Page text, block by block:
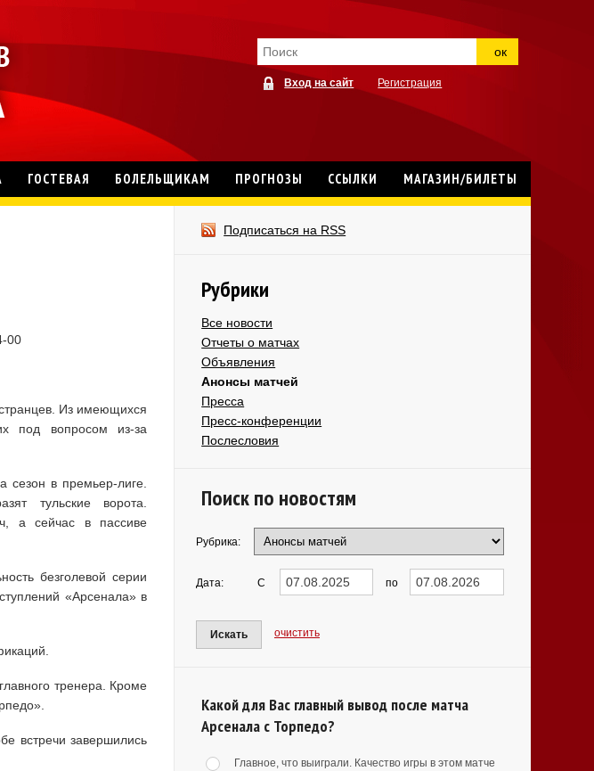
ок
Вход на сайт Регистрация
ГОСТЕВАЯ БОЛЕЛЬЩИКАМ ПРОГНОЗЫ ССЫЛКИ МАГАЗИН/БИЛЕТЫ
00
Из имеющихся
под вопросом из-за
сезон в премьер-лиге.
тульские ворота.
а сейчас в пассиве
безголевой серии
«Арсенала» в
тренера. Кроме
встречи завершились
Подписаться на RSS
Рубрики
Все новости
Отчеты о матчах
Объявления
Анонсы матчей
Пресса
Пресс-конференции
Послесловия
Поиск по новостям
Рубрика:
Дата: С по
Искать очистить
Какой для Вас главный вывод после матча
Арсенала с Торпедо?
Главное, что выиграли. Качество игры в этом матче